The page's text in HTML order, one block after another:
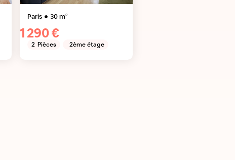
Paris 30m²
1 290 €
2 Pièces 2ème étage